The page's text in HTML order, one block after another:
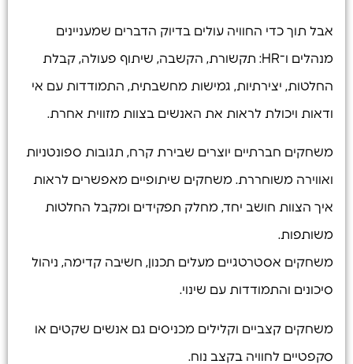
אבל תוך כדי החוויה עולים בדיוק הדברים שמעניינים
מנהלים ו־HR: תקשורת, הקשבה, שיתוף פעולה, קבלת
החלטות, יצירתיות, גמישות מחשבתית, התמודדות עם אי
ודאות ויכולת לראות את האנשים בצוות מזווית אחרת.
משחקים חברתיים יוצרים שבירת קרח, תגובות ספונטניות
ואווירה משוחררת. משחקים שיתופיים מאפשרים לראות
איך הצוות חושב יחד, מחלק תפקידים ומקבל החלטות
משותפות.
משחקים אסטרטגיים מעלים תכנון, חשיבה קדימה, ניהול
סיכונים והתמודדות עם שינוי.
משחקים קצביים וקלילים מכניסים גם אנשים שקטים או
סקפטיים לחוויה בקצב נוח.